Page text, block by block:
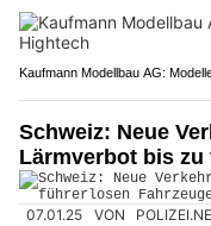
Kaufmann Modellbau AG:
Schweiz: Neue
Lärmverbot bis zu
07.01.25 VON